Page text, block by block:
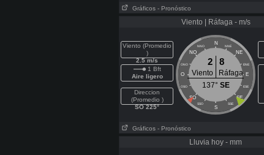
Gráficos - Pronóstico
Viento | Ráfaga - m/s
Viento (Promedio
)
2.5 m/s
1 Bft
Aire ligero
Direccion
(Promedio )
SO 225°
N
NNO NNE
NO NE
ONO ENE
O E
OSO ESE
SO SE
SSO SSE
S
2 8
Viento
Ráfaga
137° SE
Gráficos - Pronóstico
Lluvia hoy - mm